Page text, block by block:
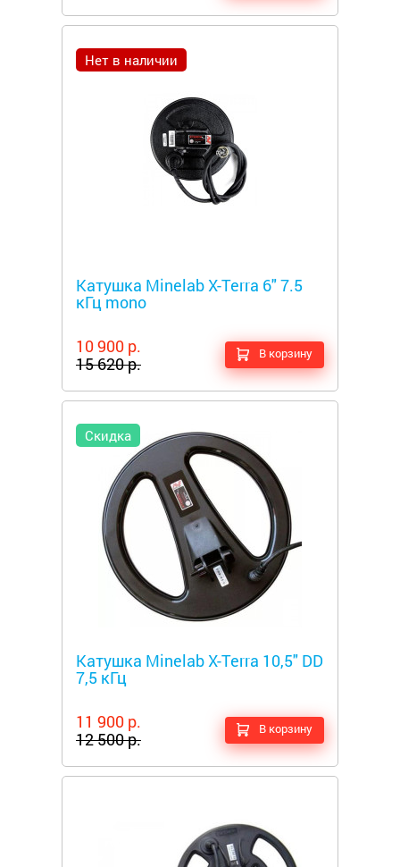
Нет в наличии
Катушка Minelab X-Terra 6" 7.5
кГц mono
10 900 р.
15 620 р.
В корзину
Скидка
Катушка Minelab X-Terra 10,5" DD
7,5 кГц
11 900 р.
12 500 р.
В корзину